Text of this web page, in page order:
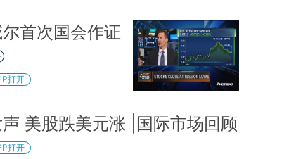
首次国会作证
打开
美股跌美元涨 |国际市场回顾
打开